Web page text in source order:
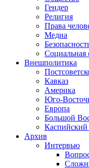
Гендер
Религия
Права
Медиа
Социальная
Внешполитика
Кавказ
Америка
Юго-
Европа
Большой
Каспийский
Архив
Интервью